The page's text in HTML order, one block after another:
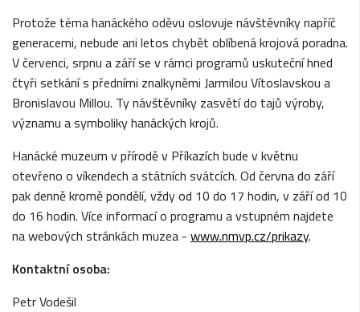
Protože téma hanáckého oděvu oslovuje návštěvníky napříč
generacemi, nebude ani letos chybět oblíbená krojová poradna.
V červenci, srpnu a září se v rámci programů uskuteční hned
čtyři setkání s předními znalkyněmi Jarmilou Vítoslavskou a
Bronislavou Millou. Ty návštěvníky zasvětí do tajů výroby,
významu a symboliky hanáckých krojů.
Hanácké muzeum v přírodě v Příkazích bude v květnu
otevřeno o víkendech a státních svátcích. Od června do září
pak denně kromě pondělí, vždy od 10 do 17 hodin, v září od 10
do 16 hodin. Více informací o programu a vstupném najdete
na webových stránkách muzea - www.nmvp.cz/prikazy.
Kontaktní osoba:
Petr Vodešil